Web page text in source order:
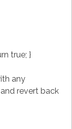
true; }
any
revert back